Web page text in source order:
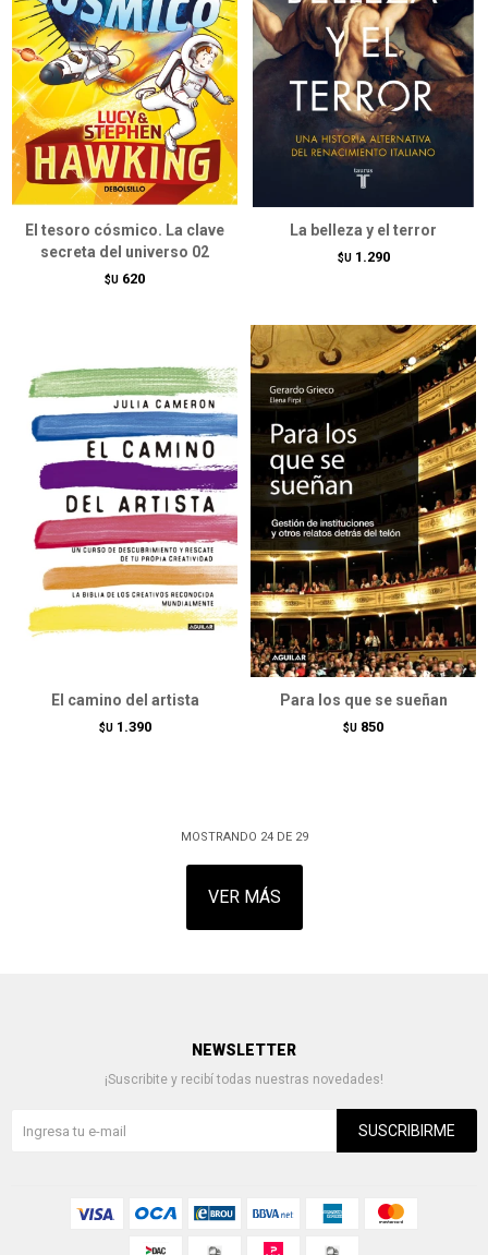
El tesoro cósmico. La clave
secreta del universo 02
$U 620
La belleza y el terror
$U 1.290
El camino del artista
$U 1.390
Para los que se sueñan
$U 850
MOSTRANDO 24DE 29
VER MÁS
NEWSLETTER
¡Suscribite y recibí todas nuestras novedades!
SUSCRIBIRME